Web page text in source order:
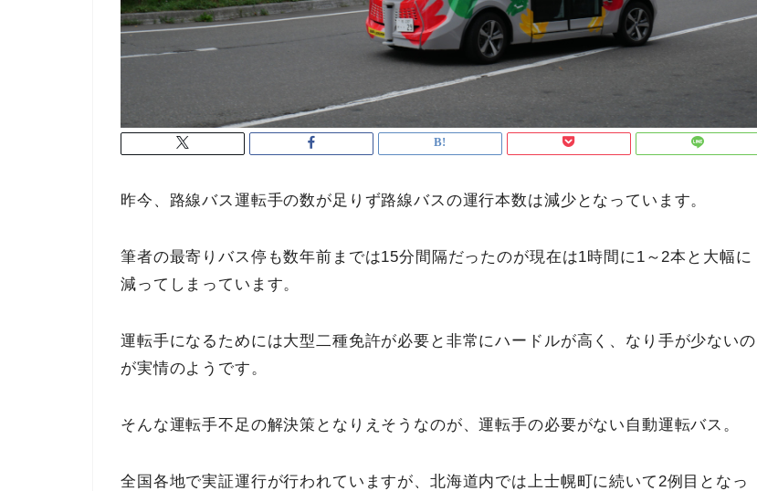
昨今、路線バス運転手の数が足りず路線バスの運行本数は減少となっています。
筆者の最寄りバス停も数年前までは15分間隔だったのが現在は1時間に1～2本と大幅に
減ってしまっています。
運転手になるためには大型二種免許が必要と非常にハードルが高く、なり手が少ないの
が実情のようです。
そんな運転手不足の解決策となりえそうなのが、運転手の必要がない自動運転バス。
全国各地で実証運行が行われていますが、北海道内では上士幌町に続いて2例目となっ